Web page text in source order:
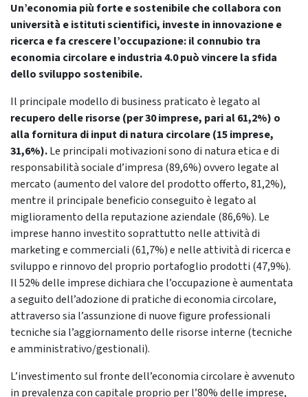
Un’economia più forte e sostenibile che collabora con
università e istituti scientifici, investe in innovazione e
ricerca e fa crescere l’occupazione: il connubio tra
economia circolare e industria 4.0 può vincere la sfida
dello sviluppo sostenibile.
Il principale modello di business praticato è legato al
recupero delle risorse (per 30 imprese, pari al 61,2%) o
alla fornitura di input di natura circolare (15 imprese,
31,6%).Le principali motivazioni sono di natura etica e di
responsabilità sociale d’impresa (89,6%) ovvero legate al
mercato (aumento del valore del prodotto offerto, 81,2%),
mentre il principale beneficio conseguito è legato al
miglioramento della reputazione aziendale (86,6%). Le
imprese hanno investito soprattutto nelle attività di
marketing e commerciali (61,7%) e nelle attività di ricerca e
sviluppo e rinnovo del proprio portafoglio prodotti (47,9%).
Il 52% delle imprese dichiara che l’occupazione è aumentata
a seguito dell’adozione di pratiche di economia circolare,
attraverso sia l’assunzione di nuove figure professionali
tecniche sia l’aggiornamento delle risorse interne (tecniche
e amministrativo/gestionali).
L’investimento sul fronte dell’economia circolare è avvenuto
in prevalenza con capitale proprio per l’80% delle imprese,